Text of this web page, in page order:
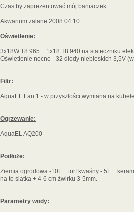
Czas by zaprezentować mój baniaczek.
Akwarium zalane 2008.04.10
Oświetlenie:
3x18W T8 965 + 1x18 T8 940 na stateczniku
Oświetlenie nocne - 32 diody niebieskich 3,5V
Filtr:
AquaEL Fan 1 - w przyszłości wymiana na
Ogrzewanie:
AquaEL AQ200
Podłoże:
Ziemia ogrodowa -10L + torf kwaśny - 5L +
na to siatka + 4-6 cm żwirku 3-5mm.
Parametry wody: